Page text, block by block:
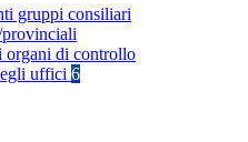
gruppi consiliari
organi di controllo
uffici 6